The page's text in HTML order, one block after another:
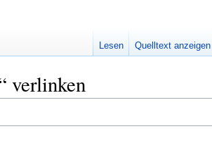
verlinken
Lesen Quelltext anzeigen